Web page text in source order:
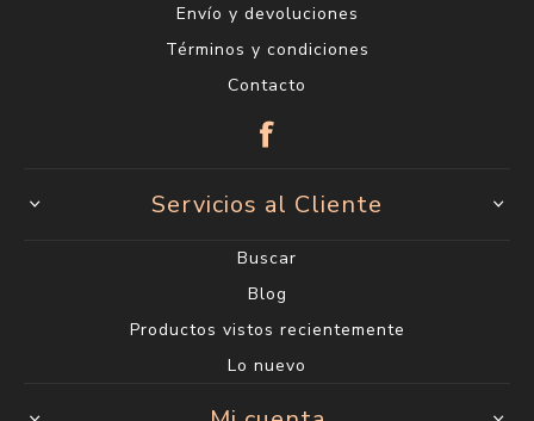
Envío y devoluciones
Términos y condiciones
Contacto
Servicios al Cliente
Buscar
Blog
Productos vistos recientemente
Lo nuevo